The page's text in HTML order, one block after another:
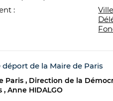
:
déport de la Maire de Paris
Paris
Direction de la
Anne HIDALGO